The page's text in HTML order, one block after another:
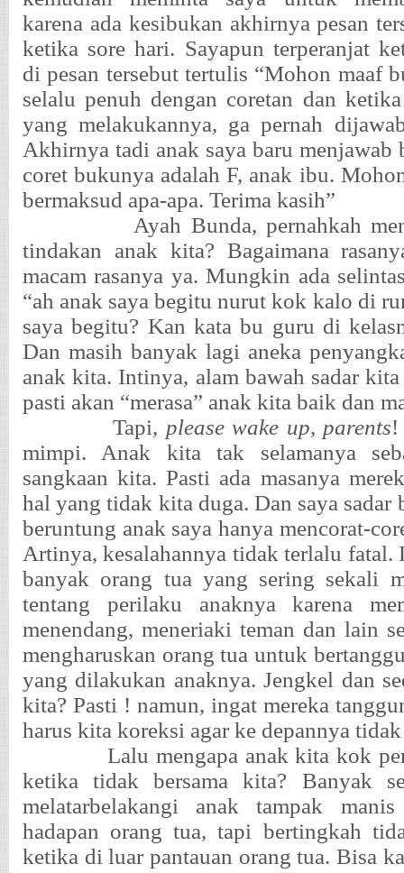
karena ada kesibukan akhirnya pesan
ketika sore hari. Sayapun terperanjat
di pesan tersebut tertulis “Mohon maaf
selalu penuh dengan coretan dan
yang melakukannya, ga pernah
Akhirnya tadi anak saya baru menjawab
coret bukunya adalah F, anak ibu.
bermaksud apa-apa. Terima kasih”
Ayah Bunda, pernahkah
tindakan anak kita? Bagaimana
macam rasanya ya. Mungkin ada
“ah anak saya begitu nurut kok kalo di
saya begitu? Kan kata bu guru di
Dan masih banyak lagi aneka
anak kita. Intinya, alam bawah sadar
pasti akan “merasa” anak kita baik dan
Tapi, please wake up, parents!
mimpi. Anak kita tak selamanya
sangkaan kita. Pasti ada masanya
hal yang tidak kita duga. Dan saya sadar
beruntung anak saya hanya mencorat-
Artinya, kesalahannya tidak terlalu fatal.
banyak orang tua yang sering sekali
tentang perilaku anaknya karena
menendang, meneriaki teman dan lain
mengharuskan orang tua untuk
yang dilakukan anaknya. Jengkel dan
kita? Pasti ! namun, ingat mereka
harus kita koreksi agar ke depannya
Lalu mengapa anak kita kok
ketika tidak bersama kita? Banyak
melatarbelakangi anak tampak
hadapan orang tua, tapi bertingkah
ketika di luar pantauan orang tua. Bisa